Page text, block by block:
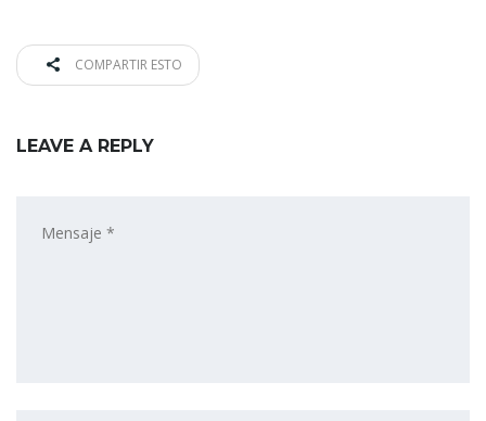
COMPARTIR ESTO
LEAVE A REPLY